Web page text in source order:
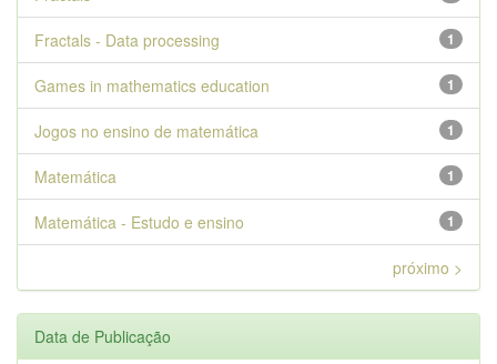
1
Fractals - Data processing
1
Games in mathematics education
1
Jogos no ensino de matemática
1
Matemática
1
Matemática - Estudo e ensino
próximo >
Data de Publicação